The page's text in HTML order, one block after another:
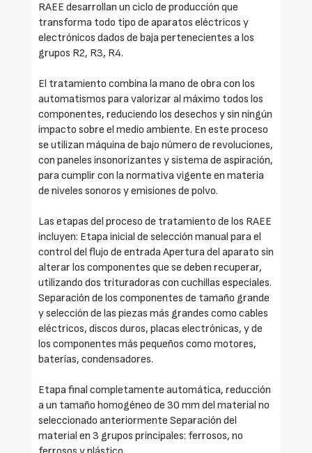
RAEE desarrollan un ciclo de producción que
transforma todo tipo de aparatos eléctricos y
electrónicos dados de baja pertenecientes a los
grupos R2, R3, R4.
El tratamiento combina la mano de obra con los
automatismos para valorizar al máximo todos los
componentes, reduciendo los desechos y sin ningún
impacto sobre el medio ambiente. En este proceso
se utilizan máquina de bajo número de revoluciones,
con paneles insonorizantes y sistema de aspiración,
para cumplir con la normativa vigente en materia
de niveles sonoros y emisiones de polvo.
Las etapas del proceso de tratamiento de los RAEE
incluyen: Etapa inicial de selección manual para el
control del flujo de entrada Apertura del aparato sin
alterar los componentes que se deben recuperar,
utilizando dos trituradoras con cuchillas especiales.
Separación de los componentes de tamaño grande
y selección de las piezas más grandes como cables
eléctricos, discos duros, placas electrónicas, y de
los componentes más pequeños como motores,
baterías, condensadores.
Etapa final completamente automática, reducción
a un tamaño homogéneo de 30 mm del material no
seleccionado anteriormente Separación del
material en 3 grupos principales: ferrosos, no